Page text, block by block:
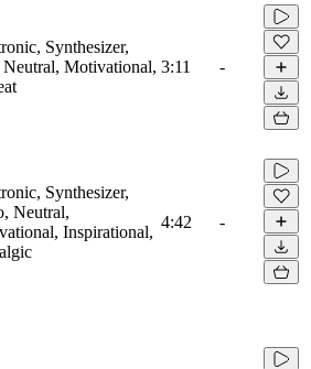
Synthesizer,
Neutral, Motivational, 3:11 -
Synthesizer,
Neutral,
Inspirational,
4:42 -